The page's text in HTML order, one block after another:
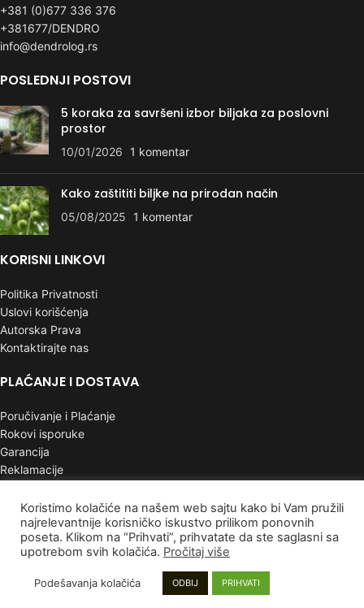
+381 (0)677 336 376
+381677/DENDRO
info@dendrolog.rs
POSLEDNJI POSTOVI
5 koraka za savršeni izbor biljaka za poslovni
prostor
10/01/2026 1 komentar
Kako zaštititi biljke na prirodan način
05/08/2025 1 komentar
KORISNI LINKOVI
Politika Privatnosti
Uslovi korišćenja
Autorska Prava
Kontaktirajte nas
PLAĆANJE I DOSTAVA
Poručivanje i Plaćanje
Rokovi isporuke
Garancija
Reklamacije
INFORMACIJE
Mapa sajta
Najnoviji proizvodi
Instagram stranica
Koristimo kolačiće na našem web sajtu kako bi Vam pružili
najrelevantnije korisničko iskustvo prilikom ponovnih
poseta. Klikom na “Prihvati”, prihvatate da ste saglasni sa
upotrebom svih kolačića. Pročitaj više
Podešavanja kolačića ODBIJ PRIHVATI